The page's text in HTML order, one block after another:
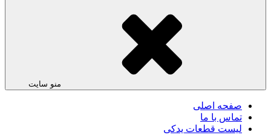
منو سایت
صفحه اصلی
تماس با ما
لیست قطعات یدکی